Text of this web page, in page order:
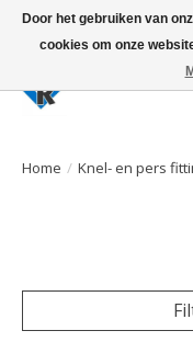
Large selection of products
Home / Knel- en pers
Door het gebruiken van
cookies om onze